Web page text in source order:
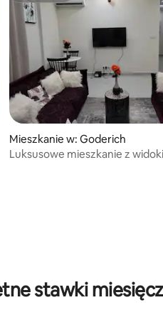
4,76 na 5, liczba recenzji: 17
Mieszkanie w: Goderich
Luksusowe mieszkanie z
stawki